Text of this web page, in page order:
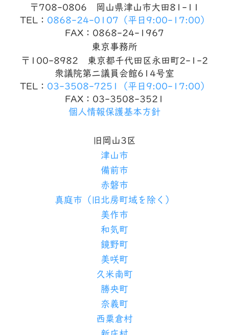
〒708-0806 岡山県津山市大田81-11
TEL： 0868-24-0107 （平日9:00-17:00）
FAX：0868-24-1967
東京事務所
〒100-8982 東京都千代田区永田町2-1-2
衆議院第二議員会館614号室
TEL： 03-3508-7251
（平日9:00-17:00）
FAX：03-3508-3521
個人情報保護基本方針
旧岡山3区
津山市
備前市
赤磐市
真庭市（旧北房町域を除く）
美作市
和気町
鏡野町
美咲町
久米南町
勝央町
奈義町
西粟倉村